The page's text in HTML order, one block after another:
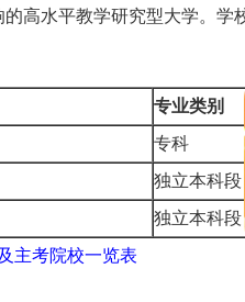
高水平教学研究型大学。学
专业类别
专科
独立本科段
独立本科段
主考院校一览表